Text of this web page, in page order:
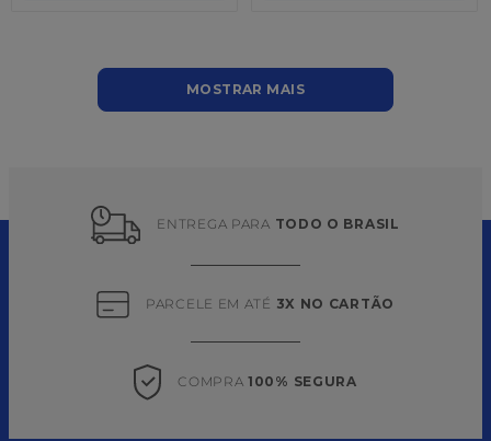
MOSTRAR MAIS
ENTREGA PARA TODO O BRASIL
PARCELE EM ATÉ 3X NO CARTÃO
COMPRA 100% SEGURA